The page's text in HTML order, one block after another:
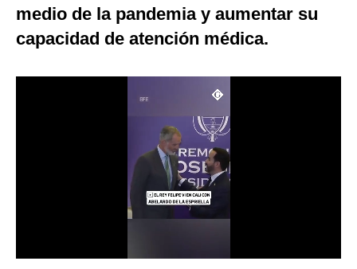
medio de la pandemia y aumentar su
capacidad de atención médica.